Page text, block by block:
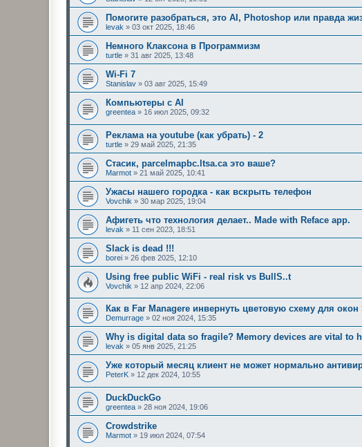
Помогите разобраться, это AI, Photoshop или правда
levak » 03 окт 2025, 18:46
Немного Клаксона в Программизм
turtle » 31 авг 2025, 13:48
Wi-Fi 7
Stanislav » 03 авг 2025, 15:49
Компьютеры с AI
greentea » 16 июл 2025, 09:32
Реклама на youtube (как убрать) - 2
turtle » 29 май 2025, 21:35
Стасик, parcelmapbc.ltsa.ca это ваше?
Marmot » 21 май 2025, 10:41
Ужасы нашего городка - как вскрыть телефон
Vovchik » 30 мар 2025, 19:04
Афигеть что технология делает.. Made with Reface app.
levak » 11 сен 2023, 18:51
Slack is dead !!!
borei » 26 фев 2025, 12:10
Using free public WiFi - real risk vs BullS..t
Vovchik » 12 апр 2024, 22:06
Как в Far Managere инвернуть цветовую схему для
Demurrage » 02 ноя 2024, 15:35
Why is digital data so fragile? Memory devices are vital to
levak » 05 янв 2025, 21:25
Уже который месяц клиент не может нормально
PeterK » 12 дек 2024, 10:55
DuckDuckGo
greentea » 28 ноя 2024, 19:06
Crowdstrike
Marmot » 19 июл 2024, 07:54